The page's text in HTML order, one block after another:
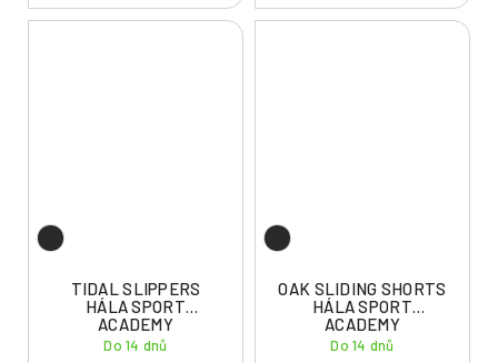
TIDAL SLIPPERS
HÁLA SPORT
ACADEMY
Do 14 dnů
OAK SLIDING SHORTS
HÁLA SPORT
ACADEMY
Do 14 dnů